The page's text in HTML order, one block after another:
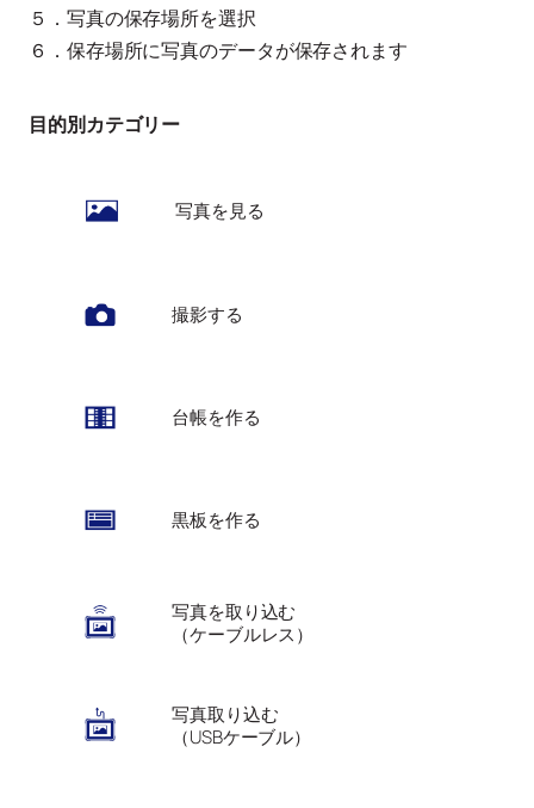
目的別カテゴリー
写真を見る
撮影する
台帳を作る
黒板を作る
写真を取り込む
（ケーブルレス）
写真取り込む
（USBケーブル）
５．写真の保存場所を選択
６．保存場所に写真のデータが保存されます